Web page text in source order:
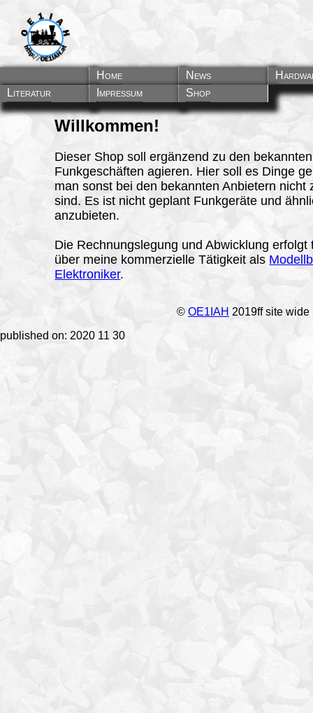
Home News
Literatur
Impressum Shop
Willkommen!
Dieser Shop soll ergänzend zu den bekannten
Funkgeschäften agieren. Hier soll es Dinge
man sonst bei den bekannten Anbietern nicht
sind. Es ist nicht geplant Funkgeräte und
anzubieten.
Die Rechnungslegung und Abwicklung erfolgt
über meine kommerzielle Tätigkeit als
Elektroniker.
© OE1IAH 2019ff site
published on: 2020 11 30